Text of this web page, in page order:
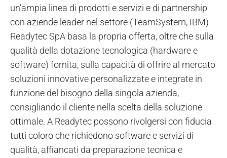
un’ampia linea di prodotti e servizi e di partnership
con aziende leader nel settore (TeamSystem, IBM)
Readytec SpA basa la propria offerta, oltre che sulla
qualità della dotazione tecnologica (hardware e
software) fornita, sulla capacità di offrire al mercato
soluzioni innovative personalizzate e integrate in
funzione del bisogno della singola azienda,
consigliando il cliente nella scelta della soluzione
ottimale. A Readytec possono rivolgersi con fiducia
tutti coloro che richiedono software e servizi di
qualità, affiancati da preparazione tecnica e